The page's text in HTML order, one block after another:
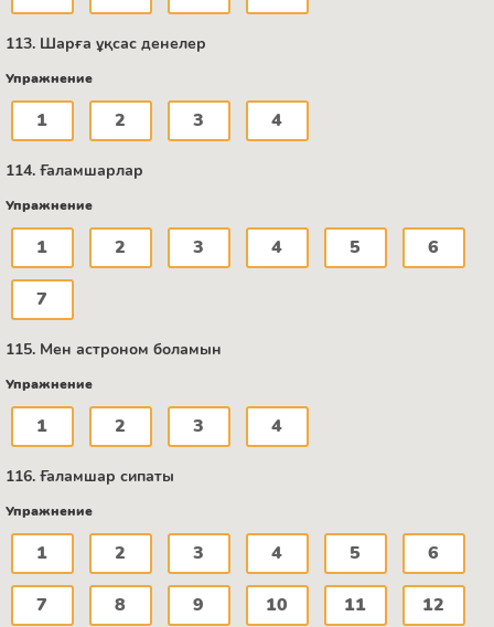
113. Шарға ұқсас денелер
Упражнение
1 2 3 4
114. Ғаламшарлар
Упражнение
1 2 3 4 5 6
7
115. Мен астроном боламын
Упражнение
1 2 3 4
116. Ғаламшар сипаты
Упражнение
1 2 3 4 5 6
7 8 9 10 11 12